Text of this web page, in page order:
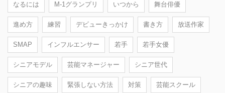
なるには M-1グランプリ いつから 舞台俳優
進め方 練習 デビューきっかけ 書き方 放送作家
SMAP インフルエンサー 若手 若手女優
シニアモデル 芸能マネージャー シニア世代
シニアの趣味 緊張しない方法 対策 芸能スクール